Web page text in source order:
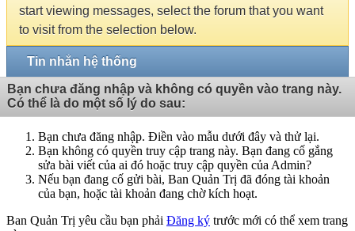
start viewing messages, select the forum that you want
to visit from the selection below.
Tin nhắn hệ thống
Bạn chưa đăng nhập và không có quyền vào trang này.
Có thể là do một số lý do sau:
Bạn chưa đăng nhập. Điền vào mẫu dưới đây và thử lại.
Bạn không có quyền truy cập trang này. Bạn đang cố gắng
sửa bài viết của ai đó hoặc truy cập quyền của Admin?
Nếu bạn đang cố gửi bài, Ban Quản Trị đã đóng tài khoản
của bạn, hoặc tài khoản đang chờ kích hoạt.
Ban Quản Trị yêu cầu bạn phải Đăng ký trước mới có thể xem trang